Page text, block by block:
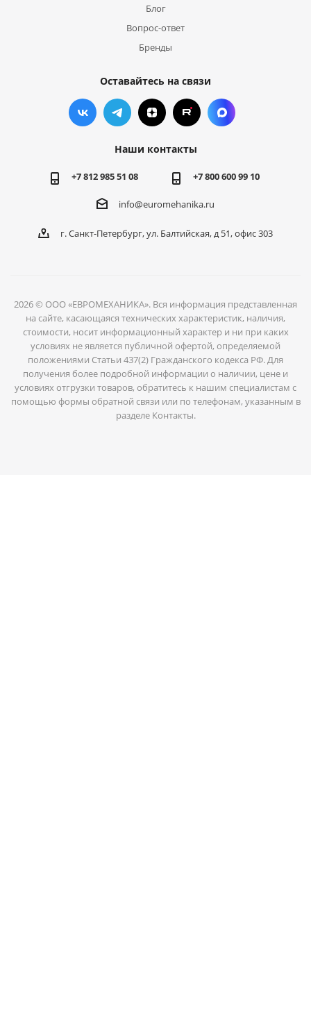
Блог
Вопрос-ответ
Бренды
Оставайтесь на связи
Наши контакты
+7 812 985 51 08 +7 800 600 99 10
info@euromehanika.ru
г. Санкт-Петербург, ул. Балтийская, д 51, офис 303
2026 © ООО «ЕВРОМЕХАНИКА». Вся информация представленная
на сайте, касающаяся технических характеристик, наличия,
стоимости, носит информационный характер и ни при каких
условиях не является публичной офертой, определяемой
положениями Статьи 437(2) Гражданского кодекса РФ. Для
получения более подробной информации о наличии, цене и
условиях отгрузки товаров, обратитесь к нашим специалистам с
помощью формы обратной связи или по телефонам, указанным в
разделе Контакты.